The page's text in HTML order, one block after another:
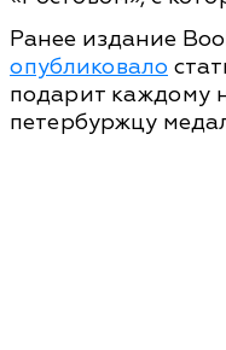
Ранее издание
опубликовало
подарит каждому
петербуржцу